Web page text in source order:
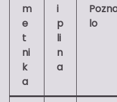
m
e
t
ni
k
a
i
p
li
n
a
lo